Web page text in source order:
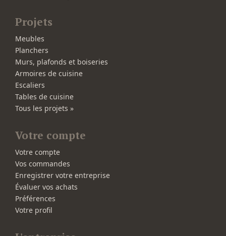
Projets
Meubles
Planchers
Murs, plafonds et boiseries
Armoires de cuisine
Escaliers
Tables de cuisine
Tous les projets »
Votre compte
Votre compte
Vos commandes
Enregistrer votre entreprise
Évaluer vos achats
Préférences
Votre profil